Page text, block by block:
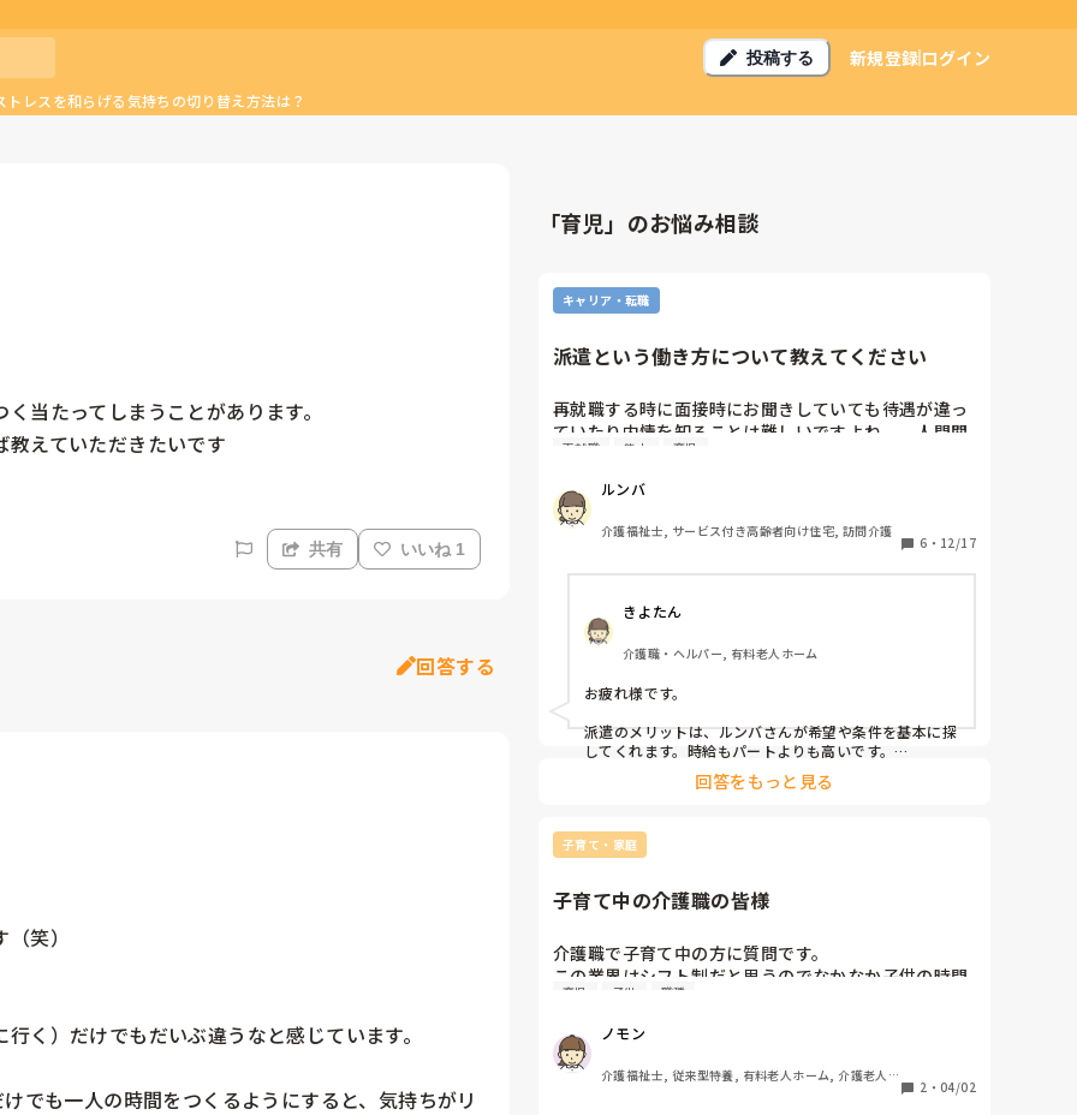
投稿する 新規登録ログイン
トレスを和らげる気持ちの切り替え方法は？
当たってしまうことがあります。
えていただきたいです
共有 いいね 1
回答する
笑）
く）だけでもだいぶ違うなと感じています。
でも一人の時間をつくるようにすると、気持ちがリ
「育児」のお悩み相談
キャリア・転職
派遣という働き方について教えてください
再就職する時に面接時にお聞きしていても待遇が違っ
ていたり内情を知ることは難しいですよね。。人間関
係もてきめん悪い場合はすぐに分かるのですが数カ月
同じだなと業界自体嫌気がさしていますがさして能力
もなく、また１０年近く介護にいると年齢的にも結局
介護なのかなとも思います。
派遣という働き方はしたことないのですが　実際働か
ますが、そこの部分を教えていただけるでしょうか。
子育てをしながら細く長く、あまり施設の内情に深入
りせず自身の家庭を大切に暮らしていきたいのが一番
の希望です。
再就職 能力 育児
ルンバ
介護福祉士, サービス付き高齢者向け住宅, 訪問介護
6 ・ 12/17
きよたん
介護職・ヘルパー, 有料老人ホーム
お疲れ様です。
派遣のメリットは、ルンバさんが希望や条件を基本に探
してくれます。時給もパートよりも高いです。
デメリットは、即戦力をもとめられます。施設側や企業
側の経営が思わしくない時に最初に派遣切りにあいま
私はお勧めはしたくありませんが、最終的に決めるの
は、ルンバさんです。
回答をもっと見る
子育て・家庭
子育て中の介護職の皆様
介護職で子育て中の方に質問です。
この業界はシフト制だと思うのでなかなか子供の時間
を作れなかったり、土日の休みが取れなかったりする
への交渉とかされていますか？
参考にしたいのでよろしくお願いいたします！
育児 子供 職種
ノモン
介護福祉士, 従来型特養, 有料老人ホーム, 介護老人保
2 ・ 04/02